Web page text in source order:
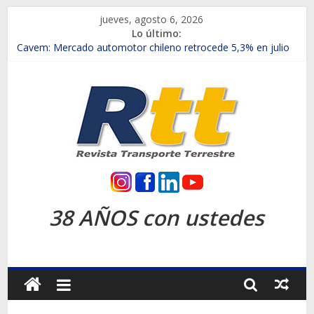
contenido
jueves, agosto 6, 2026
Lo último:
Chile es el primer mercado internacional en lanzar la nueva
Salfa suma vehículos electrificados de Chevrolet en el Biobío
Samex amplía su red con nuevas sucursales en Rancagua y
SINOTRUK Pick-ups presentó la recién estrenada Bolden en
la Expo Compras Públicas 2026
Revista
Transporte
Terrestre
38 AÑOS con ustedes